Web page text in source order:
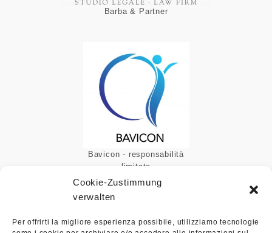
Cookie-Zustimmung
verwalten
Per offrirti la migliore esperienza possibile, utilizziamo tecnologie
Barba & Partner
Bavicon - responsabilità
limitata